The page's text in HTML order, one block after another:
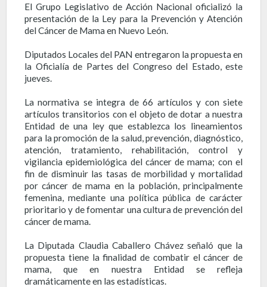
El Grupo Legislativo de Acción Nacional oficializó la
presentación de la Ley para la Prevención y Atención
del Cáncer de Mama en Nuevo León.
Diputados Locales del PAN entregaron la propuesta en
la Oficialía de Partes del Congreso del Estado, este
jueves.
La normativa se integra de 66 artículos y con siete
artículos transitorios con el objeto de dotar a nuestra
Entidad de una ley que establezca los lineamientos
para la promoción de la salud, prevención, diagnóstico,
atención, tratamiento, rehabilitación, control y
vigilancia epidemiológica del cáncer de mama; con el
fin de disminuir las tasas de morbilidad y mortalidad
por cáncer de mama en la población, principalmente
femenina, mediante una política pública de carácter
prioritario y de fomentar una cultura de prevención del
cáncer de mama.
La Diputada Claudia Caballero Chávez señaló que la
propuesta tiene la finalidad de combatir el cáncer de
mama, que en nuestra Entidad se refleja
dramáticamente en las estadísticas.